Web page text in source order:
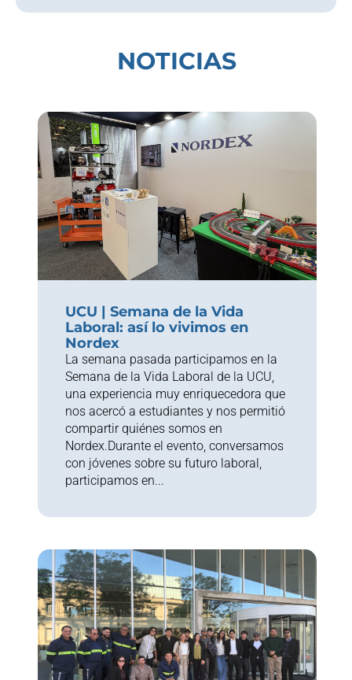
NOTICIAS
UCU | Semana de la Vida
Laboral: así lo vivimos en
Nordex
La semana pasada participamos en la
Semana de la Vida Laboral de la UCU,
una experiencia muy enriquecedora que
nos acercó a estudiantes y nos permitió
compartir quiénes somos en
Nordex.Durante el evento, conversamos
con jóvenes sobre su futuro laboral,
participamos en...